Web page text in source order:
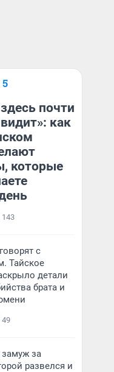
почти
как
которые
143
с
Тайское
детали
брата и
49
за
развелся и